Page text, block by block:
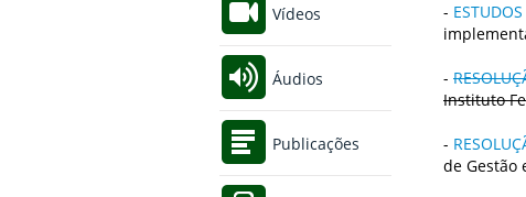
Vídeos
Áudios
Publicações
-
-
Instituto
-
de Gestão